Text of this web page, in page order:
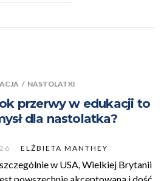
/ NASTOLATKI
przerwy w edukacji to
dla nastolatka?
ELŻBIETA MANTHEY
w USA, Wielkiej Brytanii
powszechnie akceptowaną i dość